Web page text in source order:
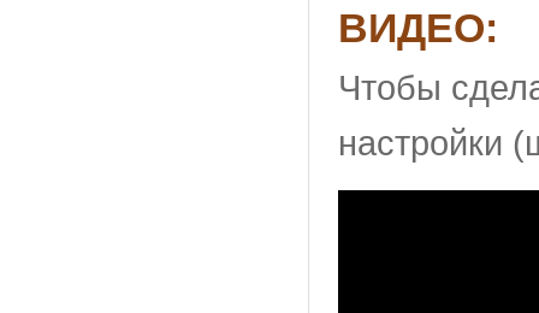
ВИДЕО:
Чтобы
настройки